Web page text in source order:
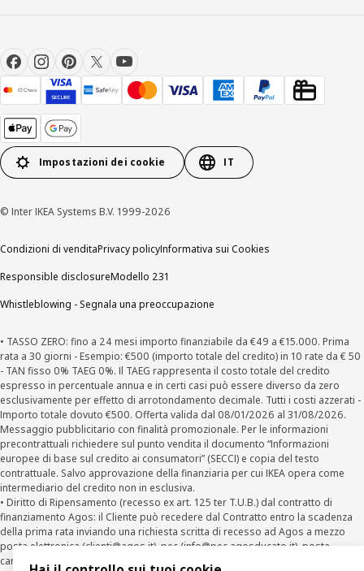
Impostazioni dei cookie IT
© Inter IKEA Systems B.V. 1999-2026
Condizioni di venditaPrivacy policyInformativa sui Cookies
Responsible disclosureModello 231
Whistleblowing - Segnala una preoccupazione
• TASSO ZERO: fino a 24 mesi importo finanziabile da €49 a €15.000. Prima
rata a 30 giorni - Esempio: €500 (importo totale del credito) in 10 rate da € 50
- TAN fisso 0% TAEG 0%. Il TAEG rappresenta il costo totale del credito
espresso in percentuale annua e in certi casi può essere diverso da zero
esclusivamente per effetto di arrotondamento decimale. Tutti i costi azzerati -
Importo totale dovuto €500. Offerta valida dal 08/01/2026 al 31/08/2026.
Messaggio pubblicitario con finalità promozionale. Per le informazioni
precontrattuali richiedere sul punto vendita il documento “Informazioni
europee di base sul credito ai consumatori” (SECCI) e copia del testo
contrattuale. Salvo approvazione della finanziaria per cui IKEA opera come
intermediario del credito non in esclusiva.
• Diritto di Ripensamento (recesso ex art. 125 ter T.U.B.) dal contratto di
finanziamento Agos: il Cliente può recedere dal Contratto entro la scadenza
della prima rata inviando una richiesta scritta di recesso ad Agos a mezzo
posta elettronica (clienti@agos.it), pec (info@pec.agosducato.it), posta
cartacea (Viale Fulvio Testi, 280 - 20126 Milano) e per via telematica –